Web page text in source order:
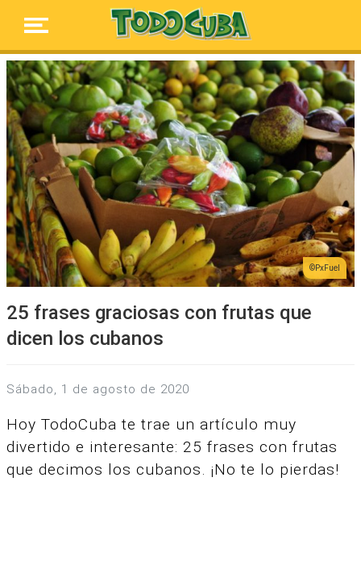
PxFuel
25 frases graciosas con frutas que
dicen los cubanos
sábado, 1 de agosto de 2020
Hoy TodoCuba te trae un artículo muy
divertido e interesante: 25 frases con frutas
que decimos los cubanos. ¡No te lo pierdas!